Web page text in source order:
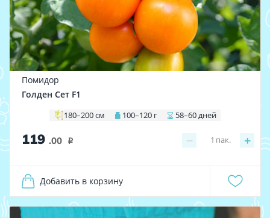
Помидор
Голден Сет F1
180–200 см 100–120 г 58–60 дней
119 .00 i − +
1 пак.
Добавить в корзину